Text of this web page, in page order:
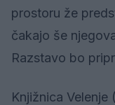
prostoru že
čakajo še
Razstavo bo
Knjižnica